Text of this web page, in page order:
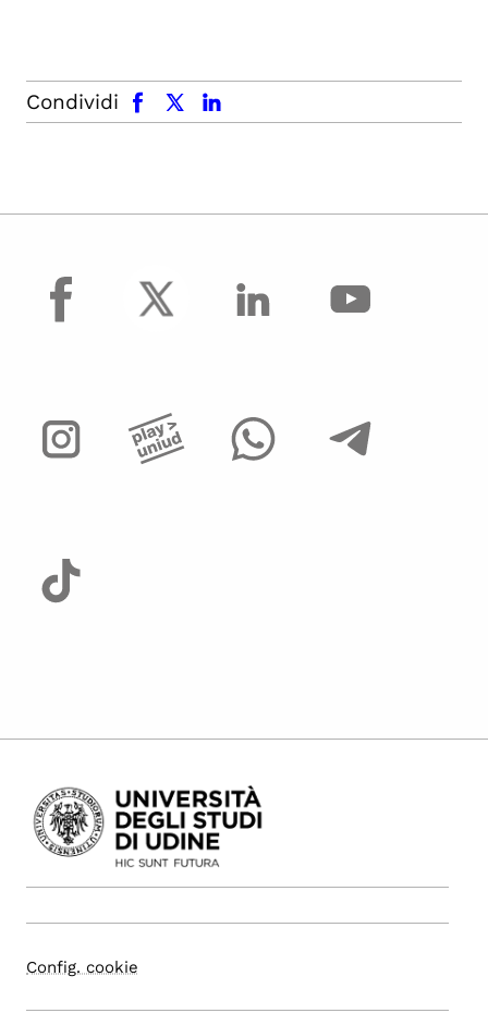
Condividi
facebook x.com linkedin
facebook
Config. cookie